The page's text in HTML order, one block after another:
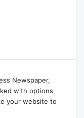
Newspaper,
with options
your website to